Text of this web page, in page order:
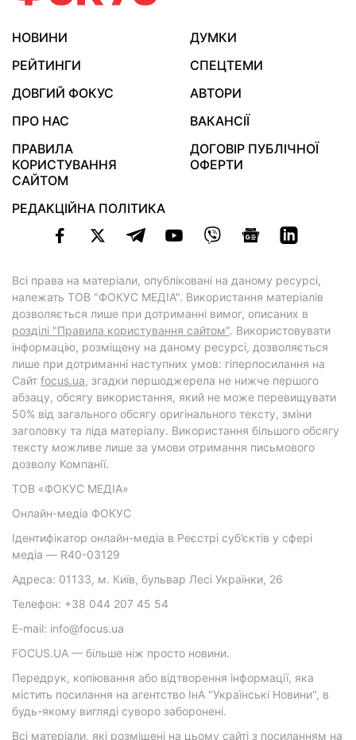
НОВИНИ
ДУМКИ
РЕЙТИНГИ
СПЕЦТЕМИ
ДОВГИЙ ФОКУС
АВТОРИ
ПРО НАС
ВАКАНСІЇ
ПРАВИЛА
КОРИСТУВАННЯ
САЙТОМ
ДОГОВІР ПУБЛІЧНОЇ
ОФЕРТИ
РЕДАКЦІЙНА ПОЛІТИКА
Всі права на матеріали, опубліковані на даному ресурсі,
належать ТОВ "ФОКУС МЕДІА". Використання матеріалів
дозволяється лише при дотриманні вимог, описаних в
розділі "Правила користування сайтом". Використовувати
інформацію, розміщену на даному ресурсі, дозволяється
лише при дотриманні наступних умов: гіперпосилання на
Cайт focus.ua, згадки першоджерела не нижче першого
абзацу, обсягу використання, який не може перевищувати
50% від загального обсягу оригінального тексту, зміни
заголовку та ліда матеріалу. Використання більшого обсягу
тексту можливе лише за умови отримання письмового
дозволу Компанії.
ТОВ «ФОКУС МЕДІА»
Онлайн-медіа ФОКУС
Ідентифікатор онлайн-медіа в Реєстрі суб’єктів у сфері
медіа — R40-03129
Адреса: 01133, м. Київ, бульвар Лесі Українки, 26
Телефон: +38 044 207 45 54
E-mail: info@focus.ua
FOCUS.UA — більше ніж просто новини.
Передрук, копіювання або відтворення інформації, яка
містить посилання на агентство ІнА "Українські Новини", в
будь-якому вигляді суворо заборонені.
Всі матеріали, які розміщені на цьому сайті з посиланням на